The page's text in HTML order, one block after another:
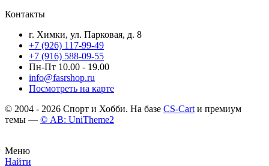
Контакты
г. Химки, ул. Парковая, д. 8
+7 (926) 117-99-49
+7 (916) 588-09-55
Пн-Пт 10.00 - 19.00
info@fasrshop.ru
Посмотреть на карте
© 2004 - 2026 Спорт и Хобби. На базе CS-Cart и премиум
темы — © AB: UniTheme2
Меню
Найти